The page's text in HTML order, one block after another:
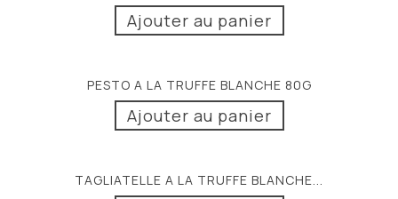
Ajouter au panier
PESTO A LA TRUFFE BLANCHE 80G
Ajouter au panier
TAGLIATELLE A LA TRUFFE BLANCHE...